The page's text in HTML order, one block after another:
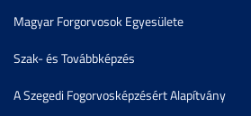
Magyar Forgorvosok Egyesülete
Szak- és Továbbképzés
A Szegedi Fogorvosképzésért Alapítvány